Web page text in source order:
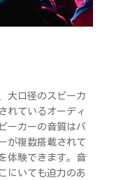
大口径のスピーカ
れているオーディ
ーカーの音質はパ
が複数搭載されて
体験できます。音
にいても迫力のあ